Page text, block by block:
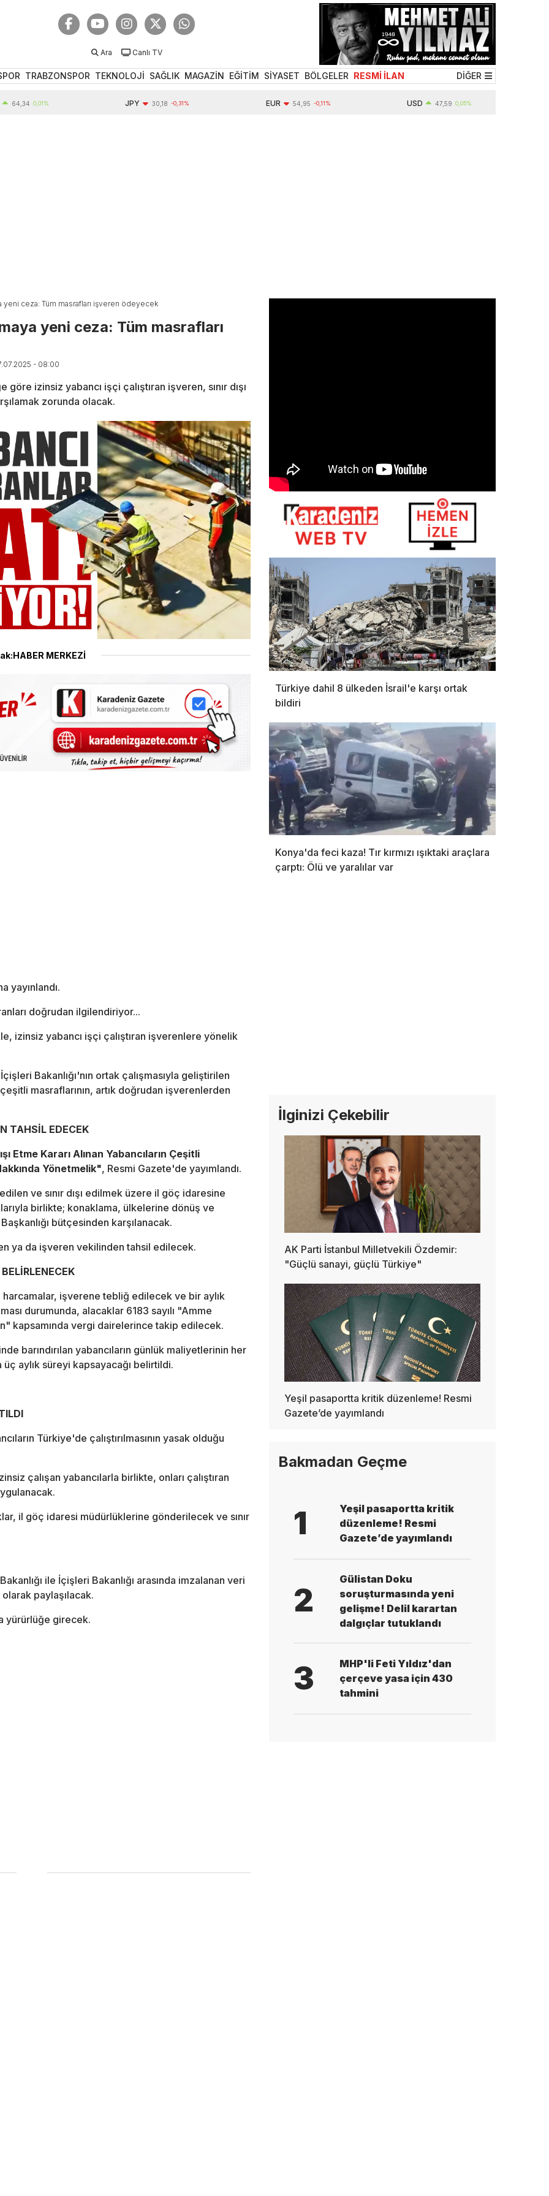
Ara Canlı TV
TRABZONSPOR TEKNOLOJİ SAĞLIK MAGAZİN EĞİTİM SİYASET BÖLGELER RESMİ İLAN DİĞER
0,01% 30,18 -0,31% 54,95 -0,11% 47,59 0,05%
yeni ceza: Tüm masrafları işveren ödeyecek
yeni ceza: Tüm masrafları
- 08:00
izinsiz yabancı işçi çalıştıran işveren, sınır dışı
zorunda olacak.
MERKEZİ
yayınlandı.
doğrudan ilgilendiriyor...
izinsiz yabancı işçi çalıştıran işverenlere yönelik
Bakanlığı'nın ortak çalışmasıyla geliştirilen
çeşitli masraflarının, artık doğrudan işverenlerden
TAHSİL EDECEK
Etme Kararı Alınan Yabancıların Çeşitli
Yönetmelik", Resmi Gazete'de yayımlandı.
ve sınır dışı edilmek üzere il göç idaresine
birlikte; konaklama, ülkelerine dönüş ve
bütçesinden karşılanacak.
ya da işveren vekilinden tahsil edilecek.
harcamalar, işverene tebliğ edilecek ve bir aylık
durumunda, alacaklar 6183 sayılı "Amme
kapsamında vergi dairelerince takip edilecek.
barındırılan yabancıların günlük maliyetlerinin her
aylık süreyi kapsayacağı belirtildi.
Türkiye'de çalıştırılmasının yasak olduğu
çalışan yabancılarla birlikte, onları çalıştıran
il göç idaresi müdürlüklerine gönderilecek ve sınır
ile İçişleri Bakanlığı arasında imzalanan veri
olarak paylaşılacak.
yürürlüğe girecek.
Türkiye dahil 8 ülkeden İsrail'e karşı ortak
bildiri
Konya'da feci kaza! Tır kırmızı ışıktaki araçlara
çarptı: Ölü ve yaralılar var
İlginizi Çekebilir
AK Parti İstanbul Milletvekili Özdemir:
"Güçlü sanayi, güçlü Türkiye"
Yeşil pasaportta kritik düzenleme! Resmi
Gazete’de yayımlandı
Bakmadan Geçme
1
Yeşil pasaportta kritik
düzenleme! Resmi
Gazete’de yayımlandı
2
Gülistan Doku
soruşturmasında yeni
gelişme! Delil karartan
dalgıçlar tutuklandı
3
MHP'li Feti Yıldız'dan
çerçeve yasa için 430
tahmini